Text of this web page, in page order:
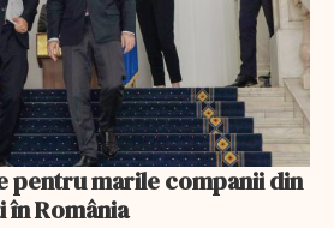
pentru marile companii din
România